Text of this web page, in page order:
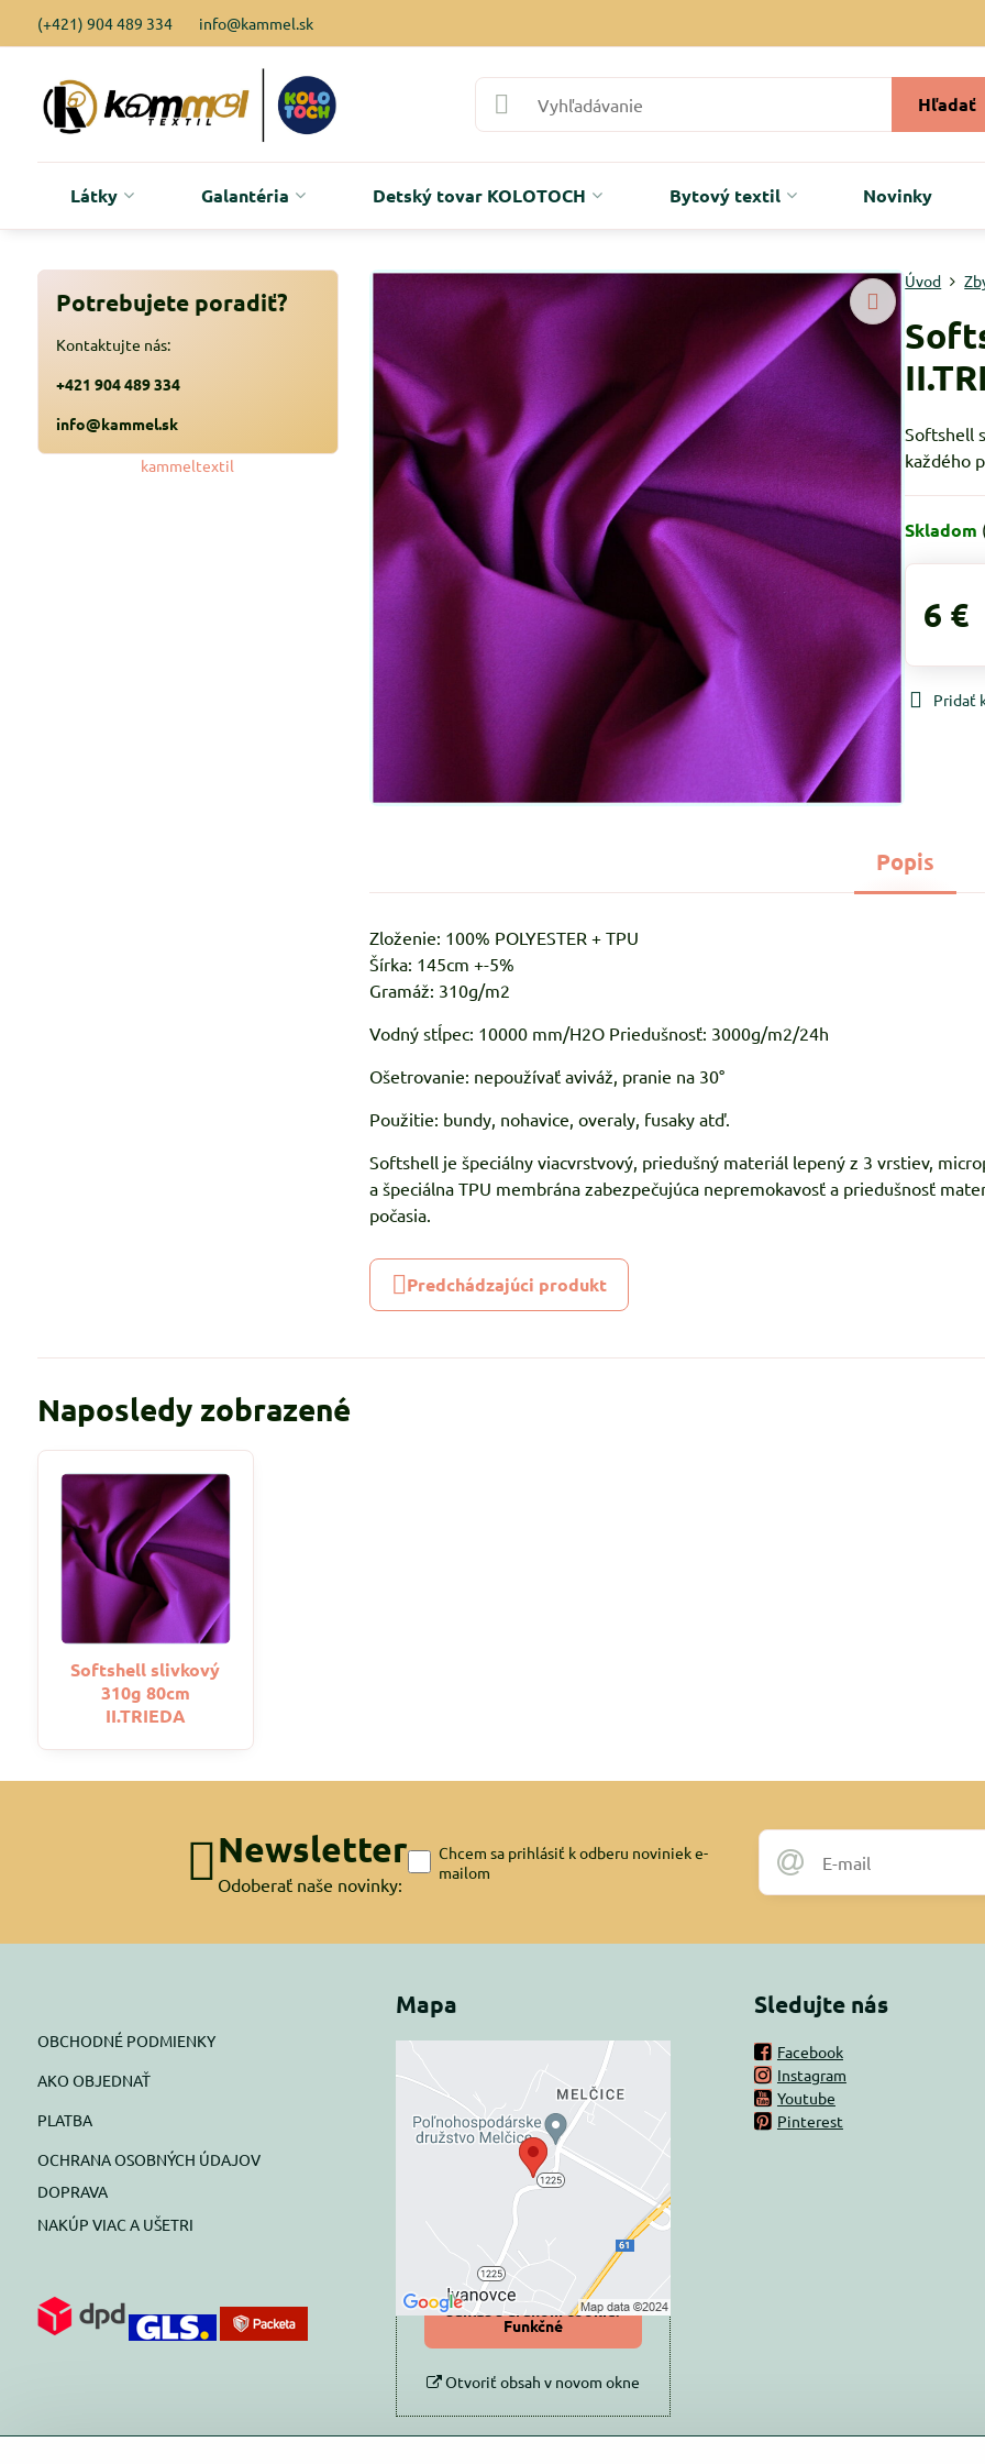
(+421) 904 489 334 info@kammel.sk
Hľadať
Látky Galantéria Detský tovar KOLOTOCH Bytový textil Novinky
Úvod
Softshell
každého
Skladom
6 €
Pridať
Popis
Zloženie: 100% POLYESTER + TPU
Šírka: 145cm +-5%
Gramáž: 310g/m2
Vodný stĺpec: 10000 mm/H2O Priedušnosť: 3000g/m2/24h
Ošetrovanie: nepoužívať aviváž, pranie na 30°
Použitie: bundy, nohavice, overaly, fusaky atď.
Softshell je špeciálny viacvrstvový, priedušný materiál lepený z 3 vrstiev,
a špeciálna TPU membrána zabezpečujúca nepremokavosť a priedušnosť
počasia.
Predchádzajúci produkt
Potrebujete poradiť?
Kontaktujte nás:
+421 904 489 334
info@kammel.sk
kammeltextil
Naposledy zobrazené
Softshell slivkový
310g 80cm
II.TRIEDA
Newsletter
Odoberať naše novinky:
Chcem sa prihlásiť k odberu noviniek e-
mailom
OBCHODNÉ PODMIENKY
AKO OBJEDNAŤ
PLATBA
OCHRANA OSOBNÝCH ÚDAJOV
DOPRAVA
NAKÚP VIAC A UŠETRI
Mapa
Externý obsah je
blokovaný Voľbami
súkromia
Prajete si načítať externý obsah?
Povoliť tentokrát
Povoliť a zapamätať -
súhlas s druhom cookie:
Funkčné
Otvoriť obsah v novom okne
Sledujte nás
Facebook
Instagram
Youtube
Pinterest